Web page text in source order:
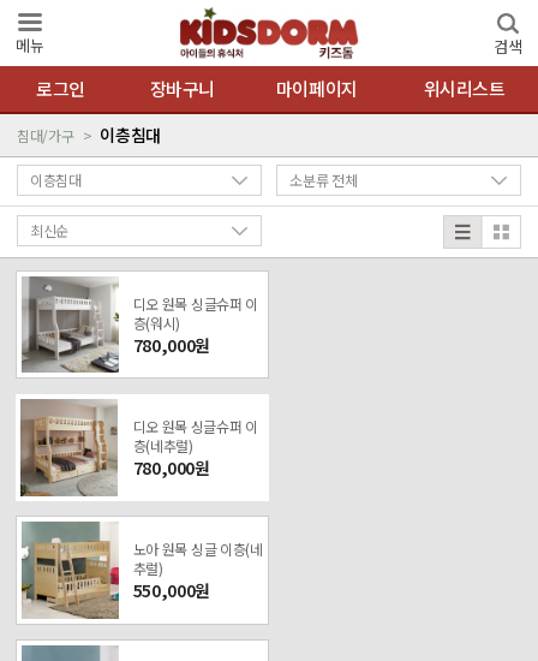
메뉴 검색
로그인 장바구니 마이페이지 위시리스트
침대/가구 이층침대
디오 원목 싱글슈퍼 이
층(워시)
780,000원
디오 원목 싱글슈퍼 이
층(네추럴)
780,000원
노아 원목 싱글 이층(네
추럴)
550,000원